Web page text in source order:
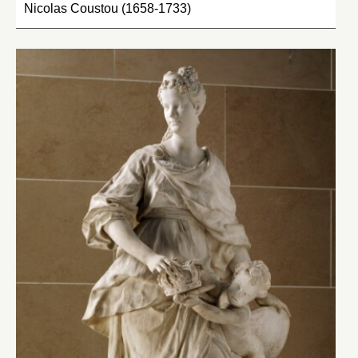
Nicolas Coustou (1658-1733)